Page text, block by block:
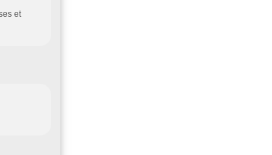
et